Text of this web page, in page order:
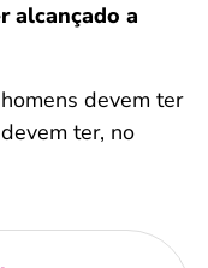
alcançado a
devem ter
ter, no